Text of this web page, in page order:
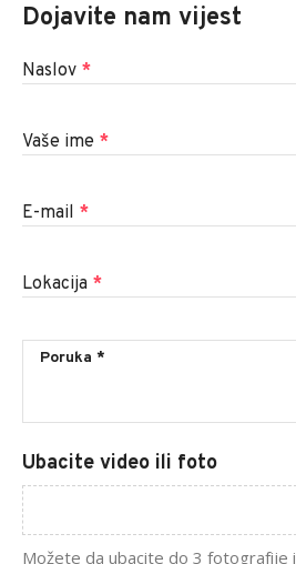
Dojavite nam vijest
Naslov *
Vaše ime *
E-mail *
Lokacija *
Ubacite video ili foto
Možete da ubacite do 3 fotografije